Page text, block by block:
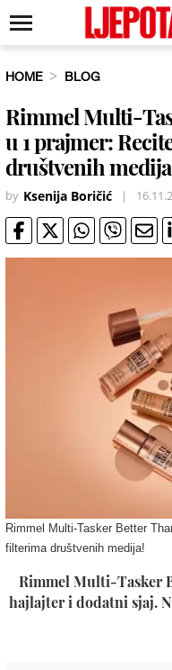
HOME BLOG
Rimmel Multi-
u 1 prajmer:
društvenih
by Ksenija Boričić |
Rimmel Multi-Tasker Better
filterima društvenih medija!
Rimmel Multi-Tasker
hajlajter i dodatni sjaj.